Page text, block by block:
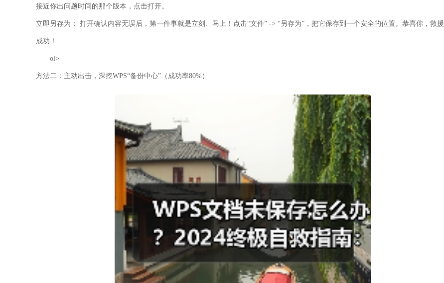
接近你出问题时间的那个版本，点击打开。
立即另存为： 打开确认内容无误后，第一件事就是立刻、马上！点击“文件” -> “另存为”，把它保存到一个安全的位置。恭喜你，救援
成功！
ol>
方法二：主动出击，深挖WPS“备份中心”（成功率80%）